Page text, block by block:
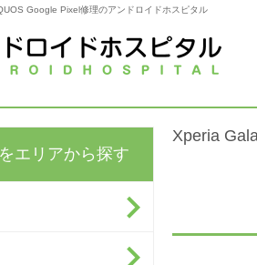
Google Pixel修理のアンドロイドホスピタル
エリアから探す
Xperia